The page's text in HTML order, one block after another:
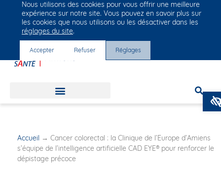
Groupe Vivalto Santé
Entre nous, la vie
Accueil → Cancer colorectal : la Clinique de l’Europe d’Amiens
s’équipe de l’intelligence artificielle CAD EYE® pour renforcer le
dépistage précoce
Nous utilisons des cookies pour vous offrir une meilleure
expérience sur notre site. Vous pouvez en savoir plus sur
les cookies que nous utilisons ou les désactiver dans les
réglages du site.
Accepter Refuser Réglages